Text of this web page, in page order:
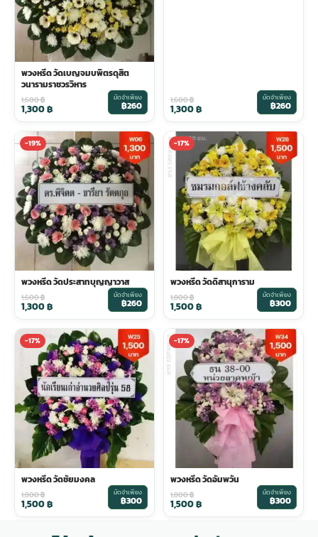
พวงหรีด วัดเบญจมบพิตรดุสิต
วนารามราชวรวิหาร
1,600฿
1,300฿
มัดจำเพียง
฿260 1,600฿
1,300฿
มัดจำเพียง
฿260
-19%
พวงหรีด วัดประสาทบุญญาวาส
1,600฿
1,300฿
มัดจำเพียง
฿260
-17%
พวงหรีด วัดดิสานุการาม
1,800฿
1,500฿
มัดจำเพียง
฿300
-17%
พวงหรีด วัดชัยมงคล
1,800฿
1,500฿
มัดจำเพียง
฿300
-17%
พวงหรีด วัดอัมพวัน
1,800฿
1,500฿
มัดจำเพียง
฿300